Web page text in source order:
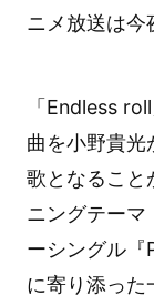
ニメ放送は今
「Endless
曲を小野貴光
歌となること
ニングテーマ
ーシングル
に寄り添った